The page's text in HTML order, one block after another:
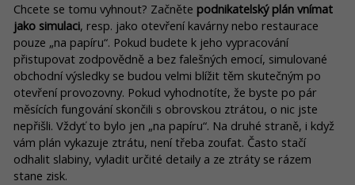
Chcete se tomu vyhnout? Začněte podnikatelský plán vnímat
jako simulaci, resp. jako otevření kavárny nebo restaurace
pouze „na papíru“. Pokud budete k jeho vypracování
přistupovat zodpovědně a bez falešných emocí, simulované
obchodní výsledky se budou velmi blížit těm skutečným po
otevření provozovny. Pokud vyhodnotíte, že byste po pár
měsících fungování skončili s obrovskou ztrátou, o nic jste
nepřišli. Vždyť to bylo jen „na papíru“. Na druhé straně, i když
vám plán vykazuje ztrátu, není třeba zoufat. Často stačí
odhalit slabiny, vyladit určité detaily a ze ztráty se rázem
stane zisk.